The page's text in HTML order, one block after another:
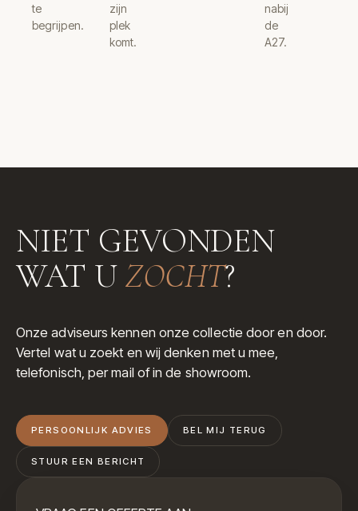
te
begrijpen.
zijn
plek
komt.
nabij
de
A27.
NIET GEVONDEN
WAT UZOCHT?
Onze adviseurs kennen onze collectie door en door.
Vertel wat u zoekt en wij denken met u mee,
telefonisch, per mail of in de showroom.
PERSOONLIJK ADVIES BEL MIJ TERUG
STUUR EEN BERICHT